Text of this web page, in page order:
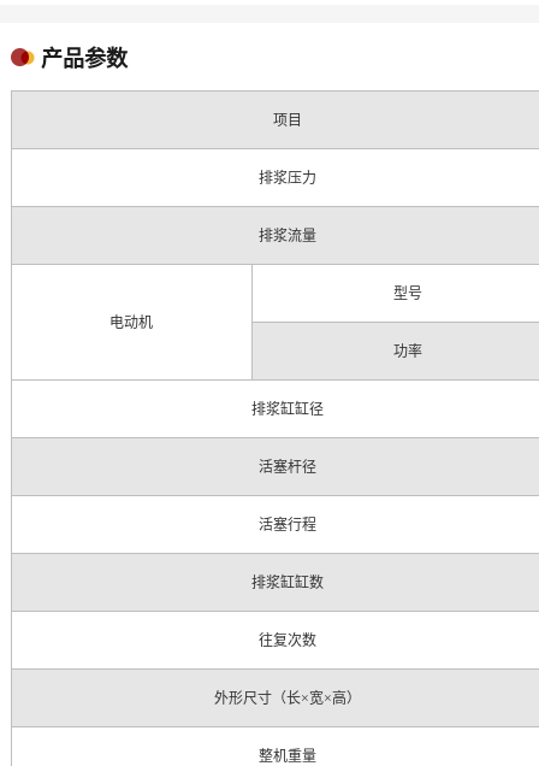
产品参数
项目
排浆压力
排浆流量
电动机
型号
功率
排浆缸缸径
活塞杆径
活塞行程
排浆缸缸数
往复次数
外形尺寸（长×宽×高）
整机重量